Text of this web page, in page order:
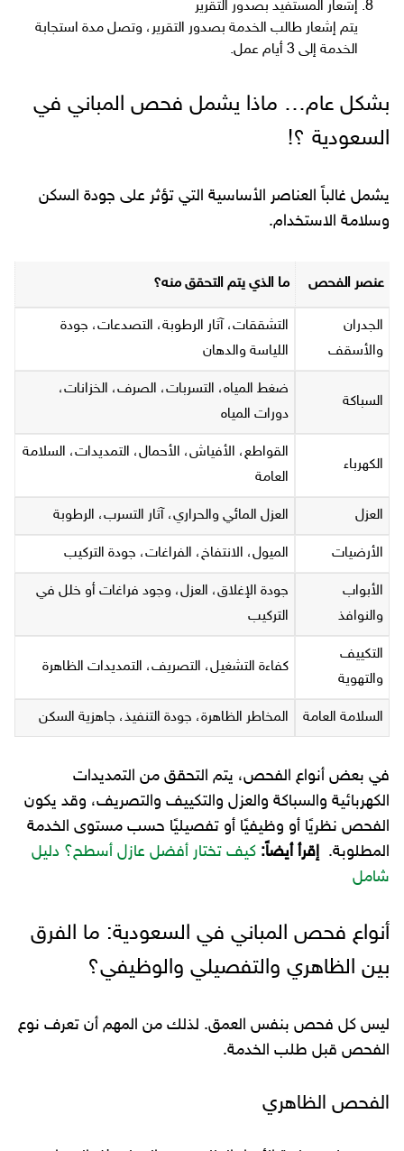
إشعار المستفيد بصدور التقرير
يتم إشعار طالب الخدمة بصدور التقرير، وتصل مدة استجابة
الخدمة إلى 3 أيام عمل.
بشكل عام… ماذا يشمل فحص المباني في
السعودية ؟!
يشمل غالباً العناصر الأساسية التي تؤثر على جودة السكن
وسلامة الاستخدام.
عنصر الفحص ما الذي يتم التحقق منه؟
الجدران
والأسقف
التشققات، آثار الرطوبة، التصدعات، جودة
اللياسة والدهان
السباكة
ضغط المياه، التسربات، الصرف، الخزانات،
دورات المياه
الكهرباء
القواطع، الأفياش، الأحمال، التمديدات، السلامة
العامة
العزل العزل المائي والحراري، آثار التسرب، الرطوبة
الأرضيات الميول، الانتفاخ، الفراغات، جودة التركيب
الأبواب
والنوافذ
جودة الإغلاق، العزل، وجود فراغات أو خلل في
التركيب
التكييف
والتهوية
كفاءة التشغيل، التصريف، التمديدات الظاهرة
السلامة العامة المخاطر الظاهرة، جودة التنفيذ، جاهزية السكن
في بعض أنواع الفحص، يتم التحقق من التمديدات
الكهربائية والسباكة والعزل والتكييف والتصريف، وقد يكون
الفحص نظريًا أو وظيفيًا أو تفصيليًا حسب مستوى الخدمة
المطلوبة. إقرأ أيضاً: كيف تختار أفضل عازل أسطح؟ دليل
شامل
أنواع فحص المباني في السعودية: ما الفرق
بين الظاهري والتفصيلي والوظيفي؟
ليس كل فحص بنفس العمق. لذلك من المهم أن تعرف نوع
الفحص قبل طلب الخدمة.
الفحص الظاهري